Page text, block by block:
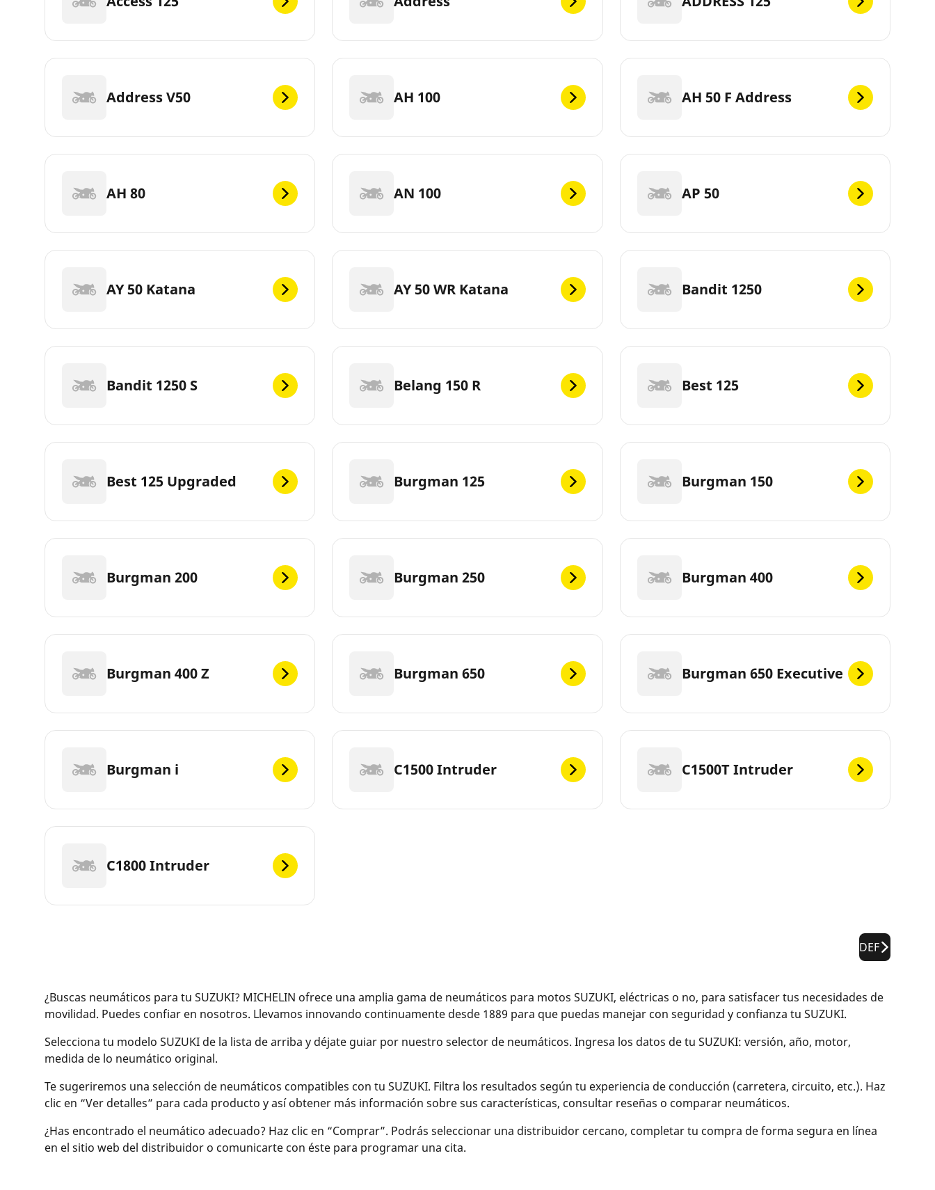
Address V50 AH 100 AH 50 F Address
AH 80 AN 100 AP 50
AY 50 Katana AY 50 WR Katana Bandit 1250
Bandit 1250 S Belang 150 R Best 125
Best 125 Upgraded Burgman 125 Burgman 150
Burgman 200 Burgman 250 Burgman 400
Burgman 400 Z Burgman 650 Burgman 650 Executive
Burgman i C1500 Intruder C1500T Intruder
C1800 Intruder
DEF
¿Buscas neumáticos para tu SUZUKI? MICHELIN ofrece una amplia gama de neumáticos para motos SUZUKI, eléctricas o no, para satisfacer tus necesidades de
movilidad. Puedes confiar en nosotros. Llevamos innovando continuamente desde 1889 para que puedas manejar con seguridad y confianza tu SUZUKI.
Selecciona tu modelo SUZUKI de la lista de arriba y déjate guiar por nuestro selector de neumáticos. Ingresa los datos de tu SUZUKI: versión, año, motor,
medida de lo neumático original.
Te sugeriremos una selección de neumáticos compatibles con tu SUZUKI. Filtra los resultados según tu experiencia de conducción (carretera, circuito, etc.). Haz
clic en “Ver detalles” para cada producto y así obtener más información sobre sus características, consultar reseñas o comparar neumáticos.
¿Has encontrado el neumático adecuado? Haz clic en “Comprar”. Podrás seleccionar una distribuidor cercano, completar tu compra de forma segura en línea
en el sitio web del distribuidor o comunicarte con éste para programar una cita.